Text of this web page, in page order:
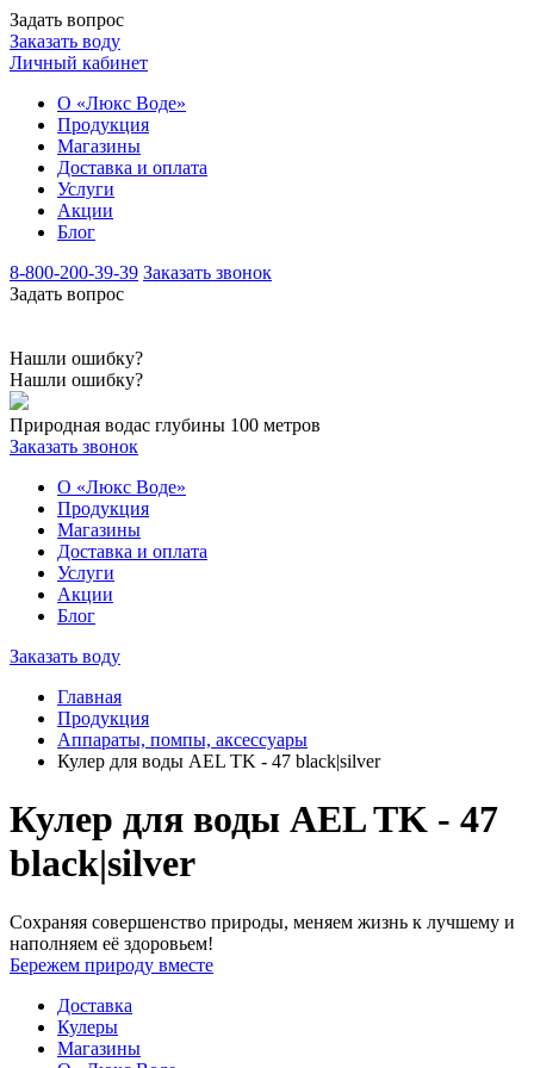
Задать вопрос
Заказать воду
Личный кабинет
О «Люкс Воде»
Продукция
Магазины
Доставка и оплата
Услуги
Акции
Блог
8-800-200-39-39 Заказать звонок
Задать вопрос
Нашли ошибку?
Нашли ошибку?
Природная водас глубины 100 метров
Заказать звонок
О «Люкс Воде»
Продукция
Магазины
Доставка и оплата
Услуги
Акции
Блог
Заказать воду
Главная
Продукция
Аппараты, помпы, аксессуары
Кулер для воды AEL TK - 47 black|silver
Кулер для воды AEL TK - 47
black|silver
Сохраняя совершенство природы, меняем жизнь к лучшему и
наполняем её здоровьем!
Бережем природу вместе
Доставка
Кулеры
Магазины